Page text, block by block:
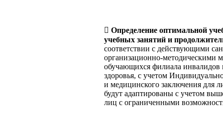
 Определение оптимальной
учебных занятий и
соответствии с действующими
организационно-методическими
обучающихся филиала
здоровья, с учетом
и медицинского заключения для
будут адаптированы с учетом
лиц с ограниченными